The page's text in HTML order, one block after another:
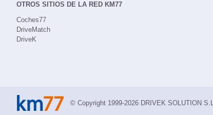
OTROS SITIOS DE LA RED KM77
Coches77
DriveMatch
DriveK
© Copyright 1999-2026 DRIVEK SOLUTION S.L.